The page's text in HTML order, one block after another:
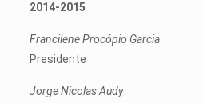
2014-2015
Francilene Procópio Garcia
Presidente
Jorge Nicolas Audy